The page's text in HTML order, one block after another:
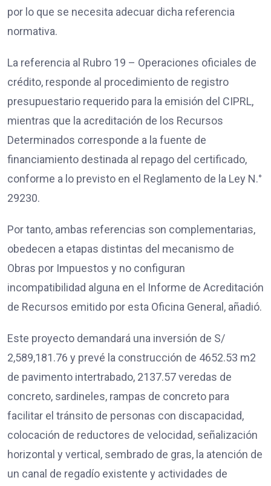
por lo que se necesita adecuar dicha referencia
normativa.
La referencia al Rubro 19 – Operaciones oficiales de
crédito, responde al procedimiento de registro
presupuestario requerido para la emisión del CIPRL,
mientras que la acreditación de los Recursos
Determinados corresponde a la fuente de
financiamiento destinada al repago del certificado,
conforme a lo previsto en el Reglamento de la Ley N.°
29230.
Por tanto, ambas referencias son complementarias,
obedecen a etapas distintas del mecanismo de
Obras por Impuestos y no configuran
incompatibilidad alguna en el Informe de Acreditación
de Recursos emitido por esta Oficina General, añadió.
Este proyecto demandará una inversión de S/
2,589,181.76 y prevé la construcción de 4652.53 m2
de pavimento intertrabado, 2137.57 veredas de
concreto, sardineles, rampas de concreto para
facilitar el tránsito de personas con discapacidad,
colocación de reductores de velocidad, señalización
horizontal y vertical, sembrado de gras, la atención de
un canal de regadío existente y actividades de